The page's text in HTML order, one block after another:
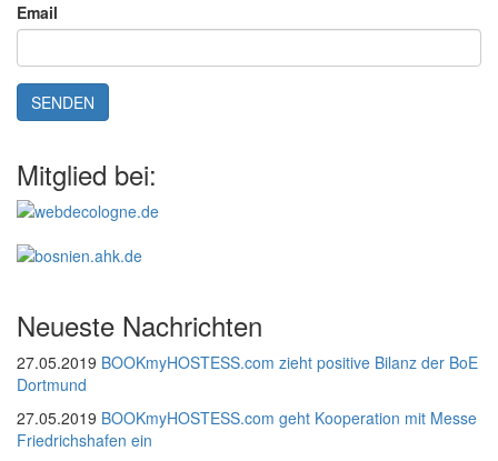
Email
SENDEN
Mitglied bei:
Neueste Nachrichten
27.05.2019 BOOKmyHOSTESS.com zieht positive Bilanz der BoE
Dortmund
27.05.2019 BOOKmyHOSTESS.com geht Kooperation mit Messe
Friedrichshafen ein